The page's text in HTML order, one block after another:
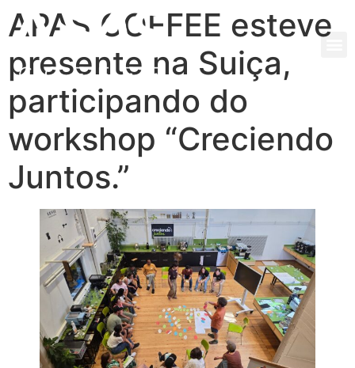
APAS COFFEE esteve
presente na Suiça,
participando do
workshop “Creciendo
Juntos.”